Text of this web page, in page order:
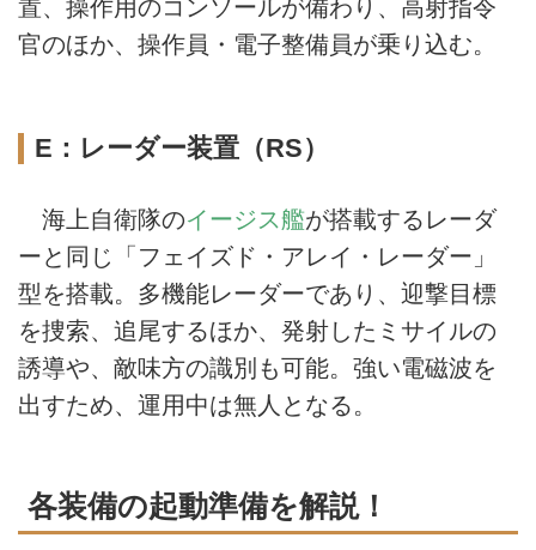
置、操作用のコンソールが備わり、高射指令
官のほか、操作員・電子整備員が乗り込む。
E：レーダー装置（RS）
海上自衛隊のイージス艦が搭載するレーダ
ーと同じ「フェイズド・アレイ・レーダー」
型を搭載。多機能レーダーであり、迎撃目標
を捜索、追尾するほか、発射したミサイルの
誘導や、敵味方の識別も可能。強い電磁波を
出すため、運用中は無人となる。
各装備の起動準備を解説！